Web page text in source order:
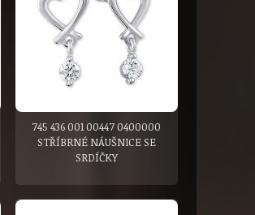
745 436 001 00447 0400000
STŘÍBRNÉ NÁUŠNICE SE
SRDÍČKY